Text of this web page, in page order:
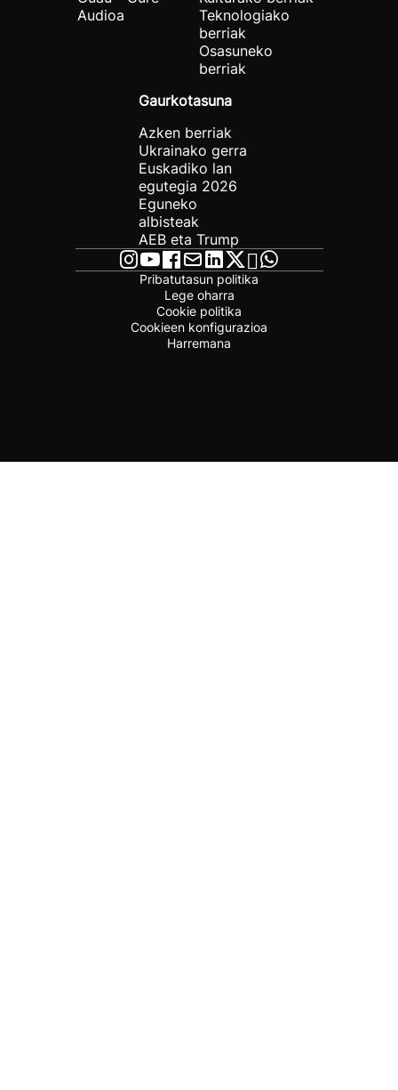
Audioa
Teknologiako
berriak
Osasuneko
berriak
Gaurkotasuna
Azken berriak
Ukrainako gerra
Euskadiko lan
egutegia 2026
Eguneko
albisteak
AEB eta Trump
Pribatutasun politika
Lege oharra
Cookie politika
Cookieen konfigurazioa
Harremana